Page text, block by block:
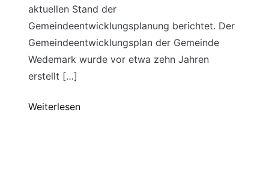
aktuellen Stand der
Gemeindeentwicklungsplanung berichtet. Der
Gemeindeentwicklungsplan der Gemeinde
Wedemark wurde vor etwa zehn Jahren
erstellt […]
Weiterlesen